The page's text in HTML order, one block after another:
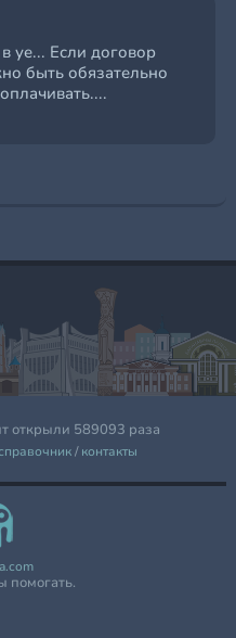
уе... Если договор
быть обязательно
открыли 589093 раза
/контакты
помогать.